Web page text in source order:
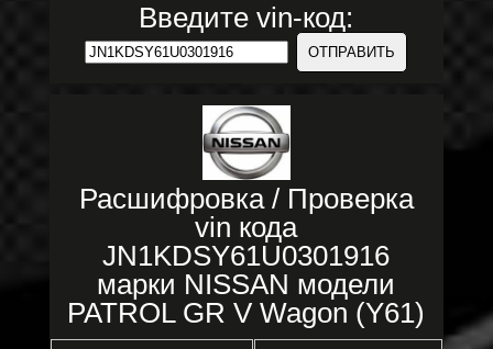
Введите vin-код:
Расшифровка / Проверка
vin кода
JN1KDSY61U0301916
марки NISSAN модели
PATROL GR V Wagon (Y61)